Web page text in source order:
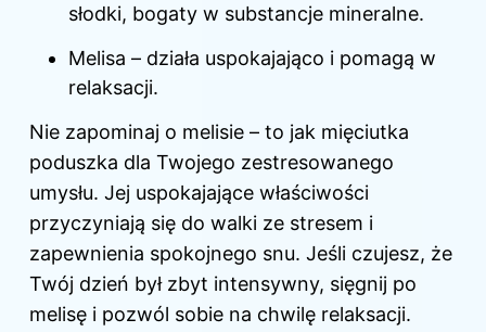
słodki, bogaty w substancje mineralne.
Melisa – działa uspokajająco i pomagą w
relaksacji.
Nie zapominaj o melisie – to jak mięciutka
poduszka dla Twojego zestresowanego
umysłu. Jej uspokajające właściwości
przyczyniają się do walki ze stresem i
zapewnienia spokojnego snu. Jeśli czujesz, że
Twój dzień był zbyt intensywny, sięgnij po
melisę i pozwól sobie na chwilę relaksacji.